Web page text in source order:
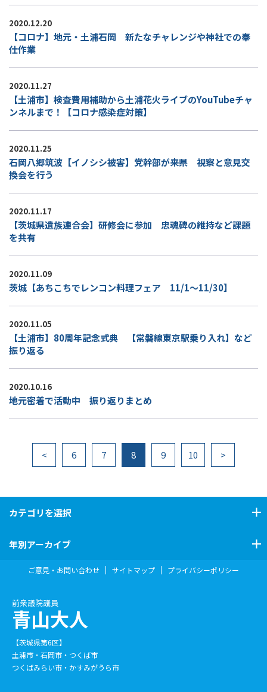
2020.12.20
【コロナ】地元・土浦石岡 新たなチャレンジや神社での奉
仕作業
2020.11.27
【土浦市】検査費用補助から土浦花火ライブのYouTubeチャ
ンネルまで！【コロナ感染症対策】
2020.11.25
石岡八郷筑波【イノシシ被害】党幹部が来県 視察と意見交
換会を行う
2020.11.17
【茨城県遺族連合会】研修会に参加 忠魂碑の維持など課題
を共有
2020.11.09
茨城【あちこちでレンコン料理フェア 11/1～11/30】
2020.11.05
【土浦市】80周年記念式典 【常磐線東京駅乗り入れ】など
振り返る
2020.10.16
地元密着で活動中 振り返りまとめ
< 6 7 8 9 10 >
カテゴリを選択
年別アーカイブ
前衆議院議員
青山大人
【茨城県第6区】
土浦市・石岡市・つくば市
つくばみらい市・かすみがうら市
ご意見・お問い合わせ サイトマップ プライバシーポリシー